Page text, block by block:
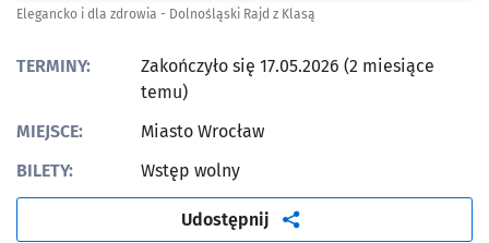
Elegancko i dla zdrowia - Dolnośląski Rajd z Klasą
TERMINY:
Zakończyło się 17.05.2026 (2 miesiące
temu)
MIEJSCE:
Miasto Wrocław
BILETY:
Wstęp wolny
Udostępnij artykuł